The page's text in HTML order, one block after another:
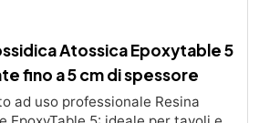
Atossica Epoxytable 5
fino a 5 cm di spessore
ad uso professionale Resina